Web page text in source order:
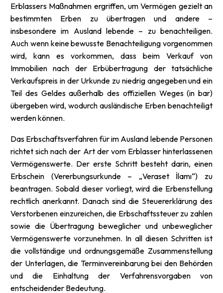
Erblassers Maßnahmen ergriffen, um Vermögen gezielt an
bestimmten Erben zu übertragen und andere –
insbesondere im Ausland lebende – zu benachteiligen.
Auch wenn keine bewusste Benachteiligung vorgenommen
wird, kann es vorkommen, dass beim Verkauf von
Immobilien nach der Erbübertragung der tatsächliche
Verkaufspreis in der Urkunde zu niedrig angegeben und ein
Teil des Geldes außerhalb des offiziellen Weges (in bar)
übergeben wird, wodurch ausländische Erben benachteiligt
werden können.
Das Erbschaftsverfahren für im Ausland lebende Personen
richtet sich nach der Art der vom Erblasser hinterlassenen
Vermögenswerte. Der erste Schritt besteht darin, einen
Erbschein (Vererbungsurkunde – „Veraset İlamı“) zu
beantragen. Sobald dieser vorliegt, wird die Erbenstellung
rechtlich anerkannt. Danach sind die Steuererklärung des
Verstorbenen einzureichen, die Erbschaftssteuer zu zahlen
sowie die Übertragung beweglicher und unbeweglicher
Vermögenswerte vorzunehmen. In all diesen Schritten ist
die vollständige und ordnungsgemäße Zusammenstellung
der Unterlagen, die Terminvereinbarung bei den Behörden
und die Einhaltung der Verfahrensvorgaben von
entscheidender Bedeutung.